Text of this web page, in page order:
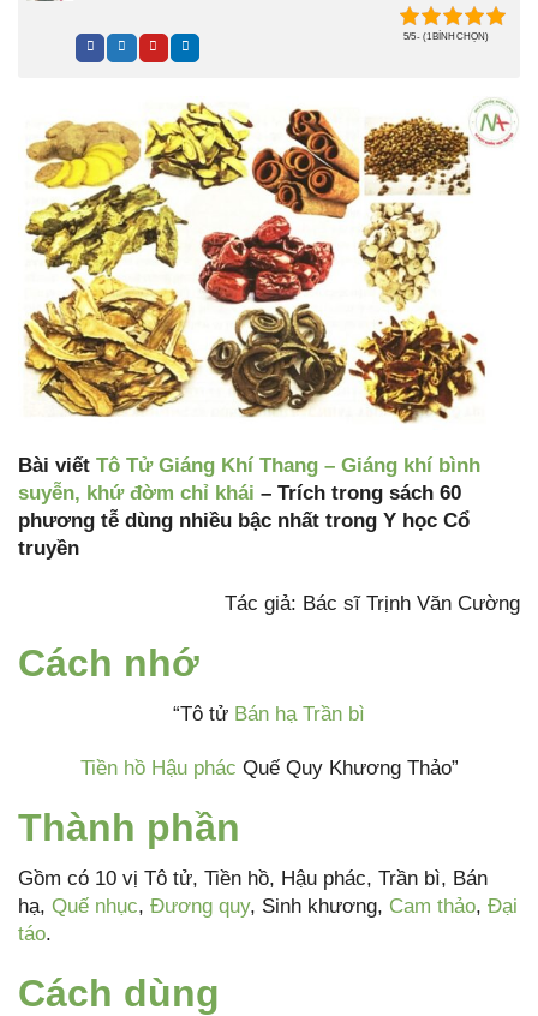
5/5 - (1 BÌNH CHỌN)
Bài viết Tô Tử Giáng Khí Thang – Giáng khí bình
suyễn, khứ đờm chỉ khái – Trích trong sách 60
phương tễ dùng nhiều bậc nhất trong Y học Cổ
truyền
Tác giả: Bác sĩ Trịnh Văn Cường
Cách nhớ
“Tô tử Bán hạ Trần bì
Tiền hồ Hậu phác Quế Quy Khương Thảo”
Thành phần
Gồm có 10 vị Tô tử, Tiền hồ, Hậu phác, Trần bì, Bán
hạ, Quế nhục, Đương quy, Sinh khương, Cam thảo, Đại
táo.
Cách dùng